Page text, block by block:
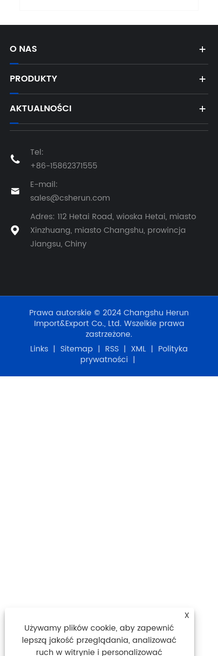
O NAS
PRODUKTY
AKTUALNOŚCI

Tel:
+86-15862371555

E-mail:
sales@csherun.com

Adres: 112 Hetai Road, wioska Hetai, miasto
Xinzhuang, miasto Changshu, prowincja
Jiangsu, Chiny
Prawa autorskie © 2024 Changshu Herun
Import&Export Co., Ltd. Wszelkie prawa
zastrzeżone.
Links | Sitemap | RSS | XML | Polityka
prywatności |
X
Używamy plików cookie, aby zapewnić
lepszą jakość przeglądania, analizować
ruch w witrynie i personalizować